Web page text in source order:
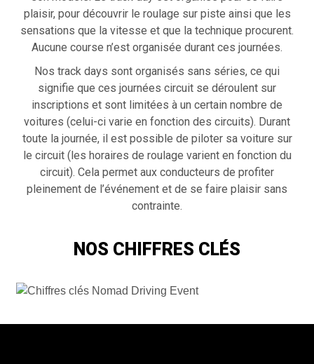
plaisir, pour découvrir le roulage sur piste ainsi que les
sensations que la vitesse et que la technique procurent.
Aucune course n’est organisée durant ces journées.
Nos track days sont organisés sans séries, ce qui
signifie que ces journées circuit se déroulent sur
inscriptions et sont limitées à un certain nombre de
voitures (celui-ci varie en fonction des circuits). Durant
toute la journée, il est possible de piloter sa voiture sur
le circuit (les horaires de roulage varient en fonction du
circuit). Cela permet aux conducteurs de profiter
pleinement de l’événement et de se faire plaisir sans
contrainte.
NOS CHIFFRES CLÉS